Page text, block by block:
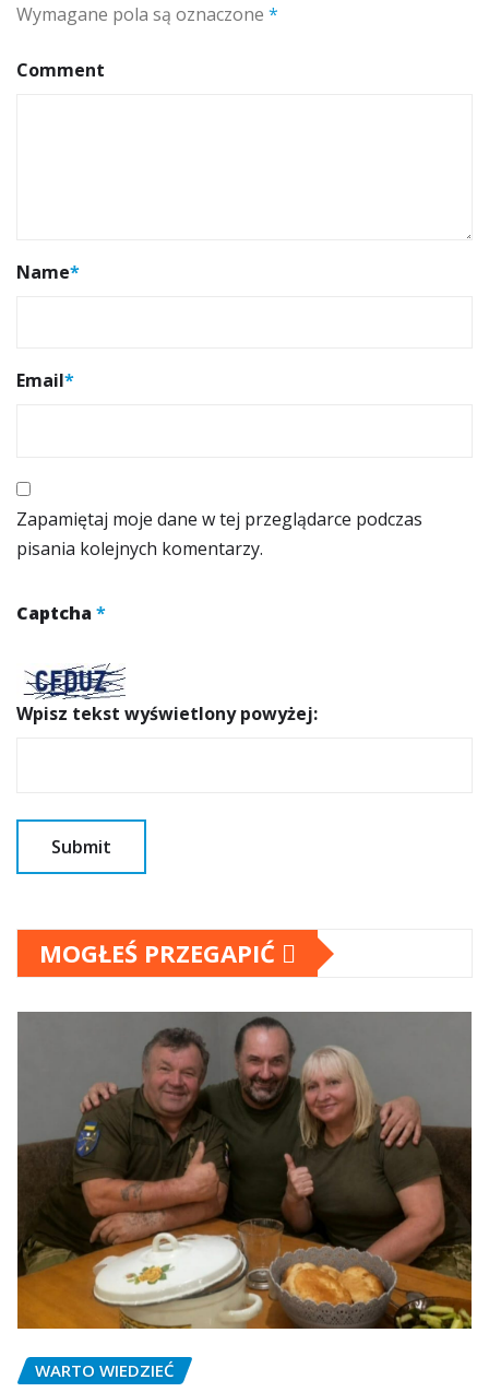
Wymagane pola są oznaczone *
Comment
Name*
Email*
Zapamiętaj moje dane w tej przeglądarce podczas
pisania kolejnych komentarzy.
Captcha*
Wpisz tekst wyświetlony powyżej:
MOGŁEŚ PRZEGAPIĆ
WARTO WIEDZIEĆ